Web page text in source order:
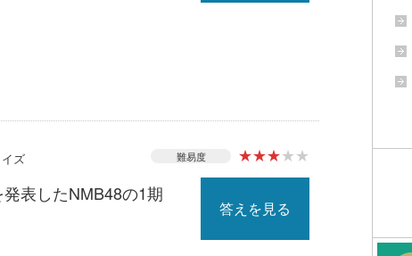
ズ 難易度 ★★★★★
表したNMB48の1期
答えを見る